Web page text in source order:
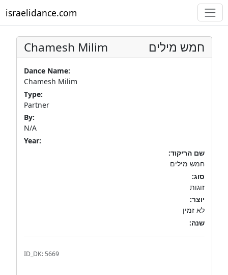
israelidance.com
Chamesh Milim חמש מילים
Dance Name:
Chamesh Milim
Type:
Partner
By:
N/A
Year:
שם הריקוד:
חמש מילים
סוג:
זוגות
יוצר:
לא זמין
שנה:
ID_DK: 5669